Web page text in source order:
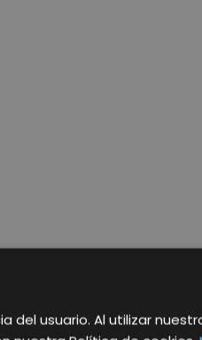
del usuario. Al utilizar